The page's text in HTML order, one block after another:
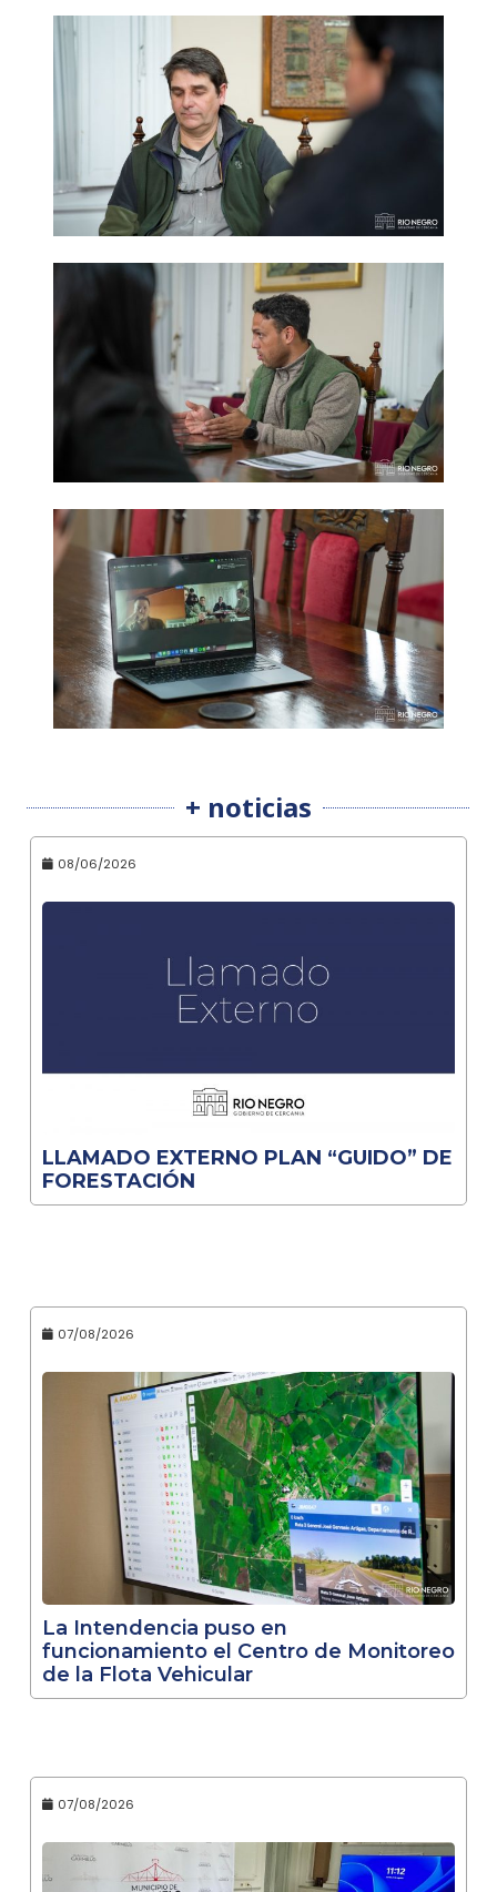
+ noticias
08/06/2026
LLAMADO EXTERNO PLAN “GUIDO” DE
FORESTACIÓN
07/08/2026
La Intendencia puso en
funcionamiento el Centro de Monitoreo
de la Flota Vehicular
07/08/2026